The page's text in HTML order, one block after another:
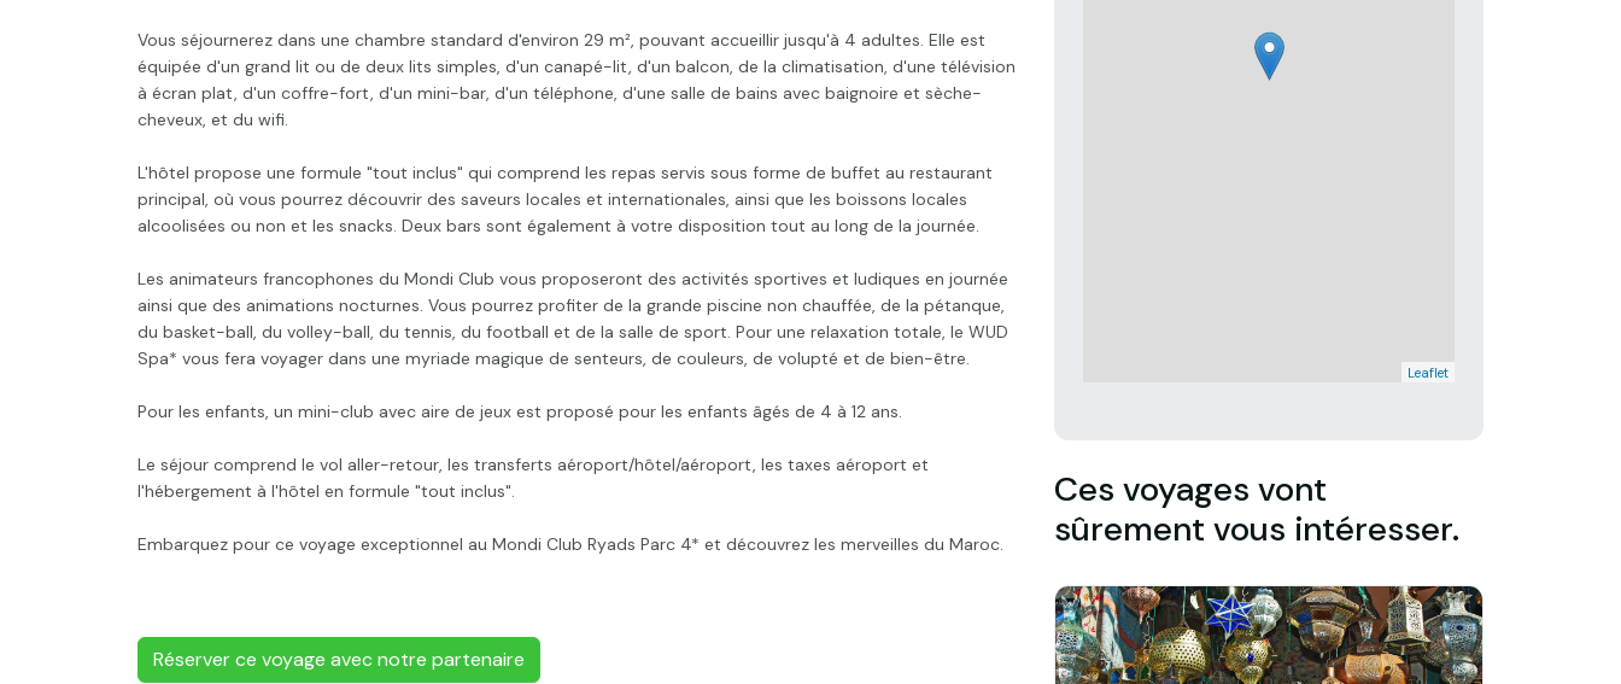
Vous séjournerez dans une chambre standard d'environ 29 m², pouvant accueillir jusqu'à 4 adultes. Elle est
équipée d'un grand lit ou de deux lits simples, d'un canapé-lit, d'un balcon, de la climatisation, d'une télévision
à écran plat, d'un coffre-fort, d'un mini-bar, d'un téléphone, d'une salle de bains avec baignoire et sèche-
cheveux, et du wifi.
L'hôtel propose une formule "tout inclus" qui comprend les repas servis sous forme de buffet au restaurant
principal, où vous pourrez découvrir des saveurs locales et internationales, ainsi que les boissons locales
alcoolisées ou non et les snacks. Deux bars sont également à votre disposition tout au long de la journée.
Les animateurs francophones du Mondi Club vous proposeront des activités sportives et ludiques en journée
ainsi que des animations nocturnes. Vous pourrez profiter de la grande piscine non chauffée, de la pétanque,
du basket-ball, du volley-ball, du tennis, du football et de la salle de sport. Pour une relaxation totale, le WUD
Spa* vous fera voyager dans une myriade magique de senteurs, de couleurs, de volupté et de bien-être.
Pour les enfants, un mini-club avec aire de jeux est proposé pour les enfants âgés de 4 à 12 ans.
Le séjour comprend le vol aller-retour, les transferts aéroport/hôtel/aéroport, les taxes aéroport et
l'hébergement à l'hôtel en formule "tout inclus".
Embarquez pour ce voyage exceptionnel au Mondi Club Ryads Parc 4* et découvrez les merveilles du Maroc.
Réserver ce voyage avec notre partenaire
Leaflet
Ces voyages vont
sûrement vous intéresser.